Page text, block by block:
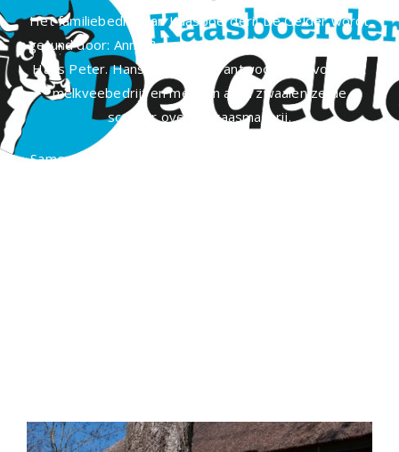
Het familiebedrijf van Kaasboerderij De Gelder wordt
gerund door: Anne & Jenny Vogel samen met hun zoon
Hans Peter. Hans Peter is verantwoordelijk voor het
melkveebedrijf en met zijn allen zwaaien ze de
scepter over de kaasmakerij.
Samen met alle enthousiaste medewerkers maken ze